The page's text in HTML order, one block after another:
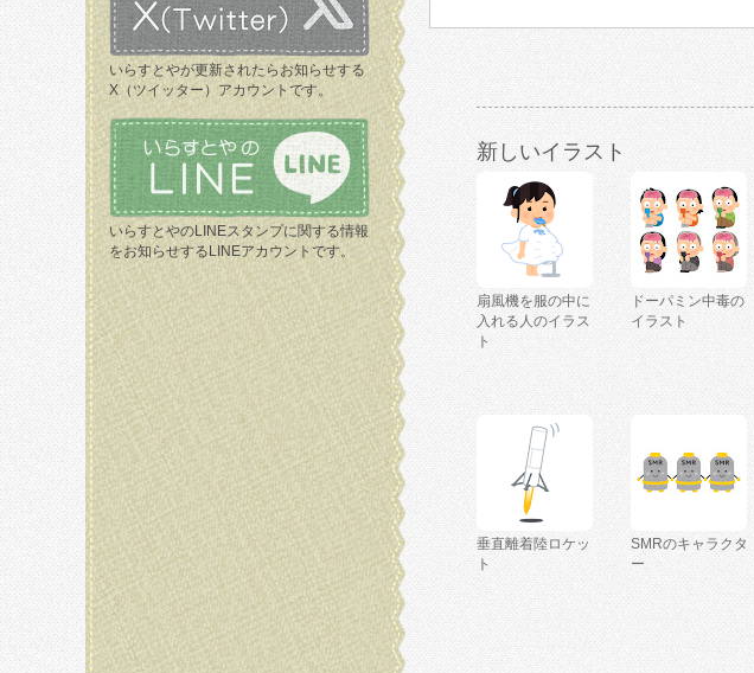
いらすとやが更新されたらお知らせする
X（ツイッター）アカウントです。
いらすとやのLINEスタンプに関する情報
をお知らせするLINEアカウントです。
新しいイラスト
扇風機を服の中に
入れる人のイラス
ト
ドーパミン中毒の
イラスト
垂直離着陸ロケッ
ト
SMRのキャラクタ
ー